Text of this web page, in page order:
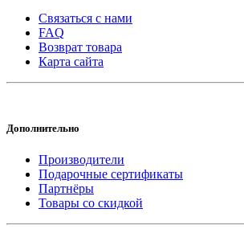
Связаться с нами
FAQ
Возврат товара
Карта сайта
Дополнительно
Производители
Подарочные сертификаты
Партнёры
Товары со скидкой